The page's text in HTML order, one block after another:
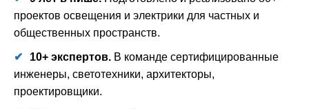
проектов освещения и электрики для частных и
общественных пространств.
10+ экспертов. В команде сертифицированные
инженеры, светотехники, архитекторы,
проектировщики.